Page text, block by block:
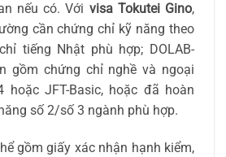
nếu có. Với visa Tokutei Gino,
cần chứng chỉ kỹ năng theo
tiếng Nhật phù hợp; DOLAB-
gồm chứng chỉ nghề và ngoại
hoặc JFT-Basic, hoặc đã hoàn
số 2/số 3 ngành phù hợp.
gồm giấy xác nhận hạnh kiểm,